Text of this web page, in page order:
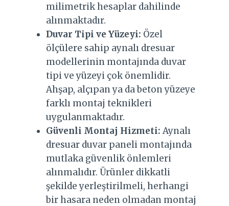
milimetrik hesaplar dahilinde
alınmaktadır.
Duvar Tipi ve Yüzeyi: Özel
ölçülere sahip aynalı dresuar
modellerinin montajında duvar
tipi ve yüzeyi çok önemlidir.
Ahşap, alçıpan ya da beton yüzeye
farklı montaj teknikleri
uygulanmaktadır.
Güvenli Montaj Hizmeti: Aynalı
dresuar duvar paneli montajında
mutlaka güvenlik önlemleri
alınmalıdır. Ürünler dikkatli
şekilde yerleştirilmeli, herhangi
bir hasara neden olmadan montaj